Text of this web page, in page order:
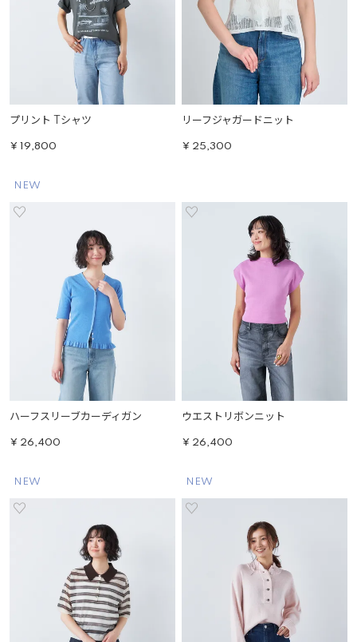
プリント Tシャツ
¥ 19,800
リーフジャガードニット
¥ 25,300
ハーフスリーブカーディガン
NEW
¥ 26,400
ウエストリボンニット
¥ 26,400
NEW NEW